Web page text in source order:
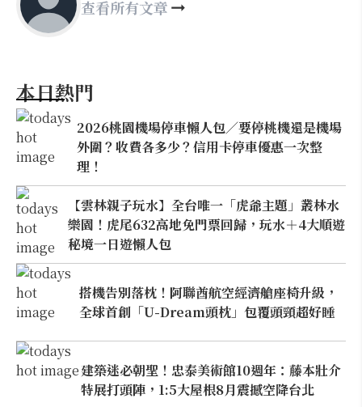
查看所有文章
本日熱門
2026桃園機場停車懶人包／要停桃機還是機場
外圍？收費各多少？信用卡停車優惠一次整
理！
【雲林親子玩水】全台唯一「虎爺主題」叢林水
樂園！虎尾632高地免門票回歸，玩水＋4大順遊
秘境一日遊懶人包
搭機告別落枕！阿聯酋航空經濟艙座椅升級，
全球首創「U-Dream頭枕」包覆頭頸超好睡
建築迷必朝聖！忠泰美術館10週年：藤本壯介
特展打頭陣，1:5大屋根8月震撼空降台北